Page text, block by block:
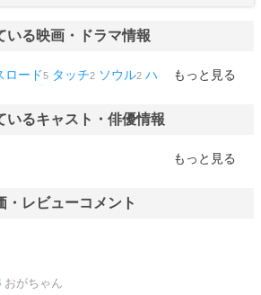
いる映画・ドラマ情報
もっと見る
ロード5 タッチ2 ソウル2 ハイスクール・ミ
ショーン 1 ポセイドン1 ゲド戦記
いるキャスト・俳優情報
もっと見る
・レビューコメント
おがちゃん